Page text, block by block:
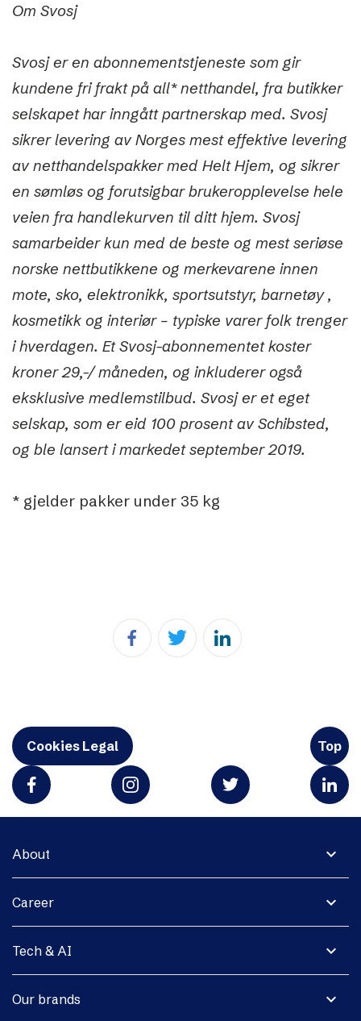
Om Svosj
Svosj er en abonnementstjeneste som gir
kundene fri frakt på all* netthandel, fra butikker
selskapet har inngått partnerskap med. Svosj
sikrer levering av Norges mest effektive levering
av netthandelspakker med Helt Hjem, og sikrer
en sømløs og forutsigbar brukeropplevelse hele
veien fra handlekurven til ditt hjem. Svosj
samarbeider kun med de beste og mest seriøse
norske nettbutikkene og merkevarene innen
mote, sko, elektronikk, sportsutstyr, barnetøy ,
kosmetikk og interiør – typiske varer folk trenger
i hverdagen. Et Svosj-abonnementet koster
kroner 29,-/ måneden, og inkluderer også
eksklusive medlemstilbud. Svosj er et eget
selskap, som er eid 100 prosent av Schibsted,
og ble lansert i markedet september 2019.
* gjelder pakker under 35 kg
Cookies Legal Top
expand_more
About
expand_more
Career
expand_more
Tech & AI
expand_more
Our brands